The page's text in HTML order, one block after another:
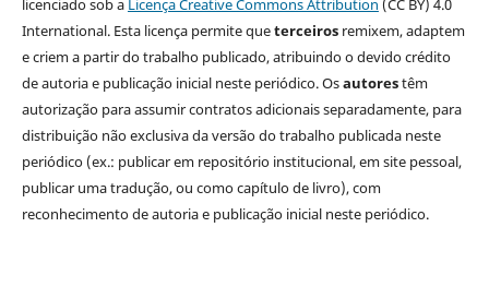
International. Esta licença permite queterceirosremixem, adaptem
e criem a partir do trabalho publicado, atribuindo o devido crédito
de autoria e publicação inicial neste periódico. Osautorestêm
autorização para assumir contratos adicionais separadamente, para
distribuição não exclusiva da versão do trabalho publicada neste
periódico (ex.: publicar em repositório institucional, em site pessoal,
publicar uma tradução, ou como capítulo de livro), com
reconhecimento de autoria e publicação inicial neste periódico.